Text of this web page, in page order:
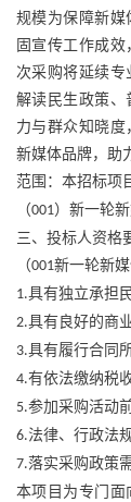
规模为保障新媒
固宣传工作成
次采购将延续专
解读民生政策、
力与群众知晓
新媒体品牌，助
范围：本招标项
（001）新一轮
三、投标人资格
（001新一轮新
1.具有独立承担
2.具有良好的商
3.具有履行合同
4.有依法缴纳税
5.参加采购活动
6.法律、行政法
7.落实采购政策
本项目为专门面